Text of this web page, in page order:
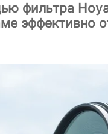
фильтра
эффективно